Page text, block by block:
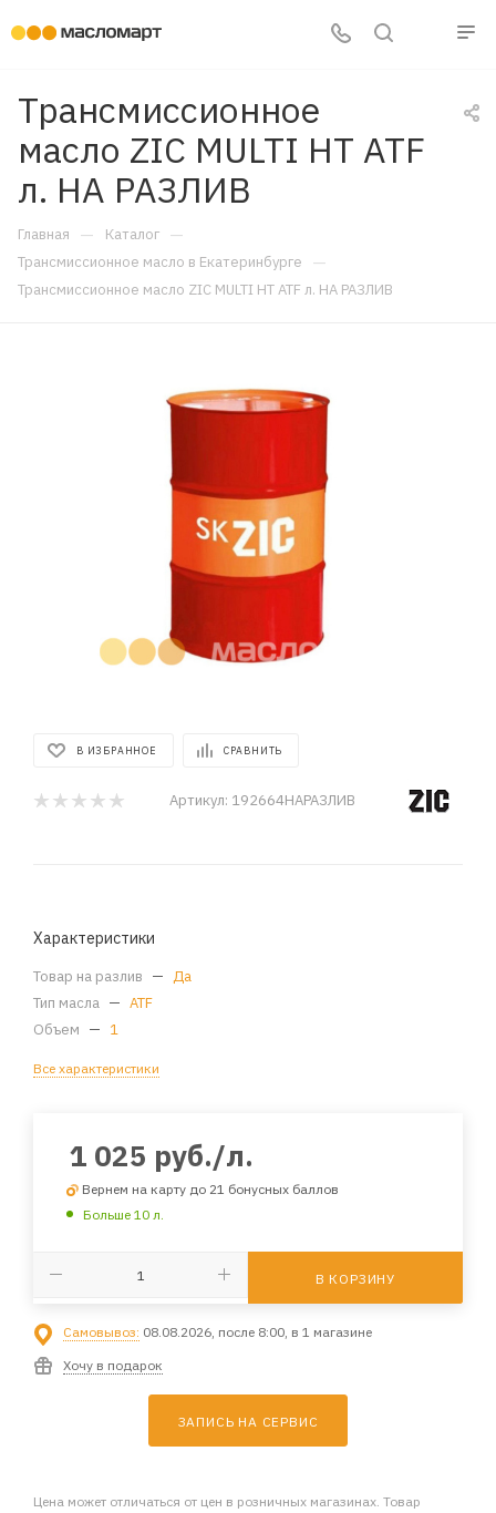
Трансмиссионное
масло ZIC MULTI HT ATF
л. НА РАЗЛИВ
Главная — Каталог —
Трансмиссионное масло в Екатеринбурге —
Трансмиссионное масло ZIC MULTI HT ATF л. НА РАЗЛИВ
В ИЗБРАННОЕ СРАВНИТЬ
Артикул: 192664НАРАЗЛИВ
Характеристики
Товар на разлив — Да
Тип масла — ATF
Объем — 1
Все характеристики
1 025 руб./л.
Вернем на карту до 21 бонусных баллов
Больше 10 л.
В КОРЗИНУ
Самовывоз: 08.08.2026, после 8:00, в 1 магазине
Хочу в подарок
ЗАПИСЬ НА СЕРВИС
Цена может отличаться от цен в розничных магазинах. Товар